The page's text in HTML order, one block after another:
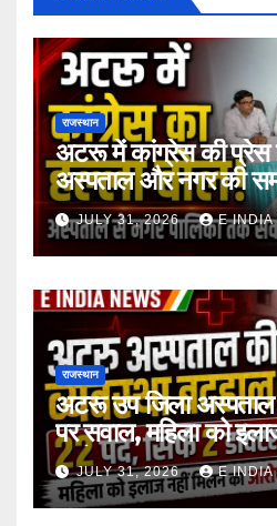
राजस्थान
अटरू में कांग्रेस की प्रेस
अस्पताल और नगर की
सवाल
JULY 31, 2026 E INDIA
राजस्थान
अटरू उप जिला अस्पताल
पर सवाल, महिला को
आरोप
JULY 31, 2026 E INDIA